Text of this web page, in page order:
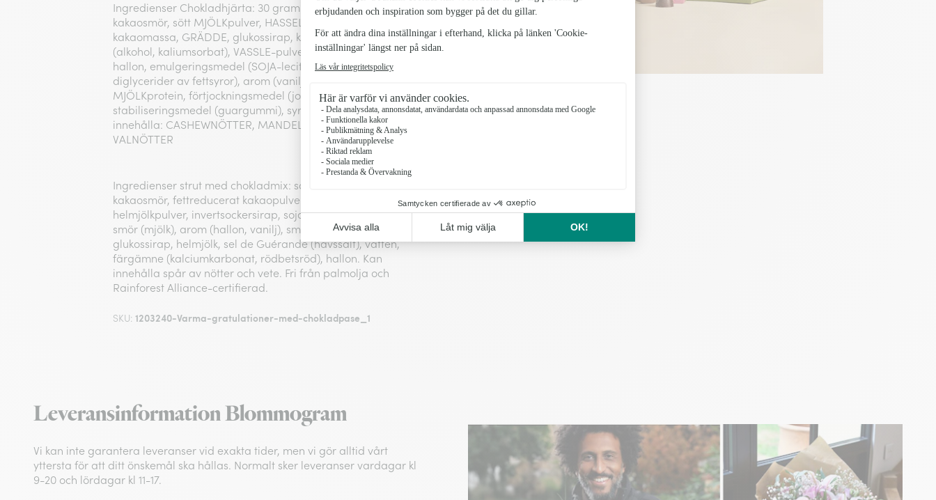
Ingredienser Chokladhjärta: 30 gram. Ingredienser: Socker,
kakaosmör, sött MJÖLKpulver, HASSELNÖTSPASTA(9%),
kakaomassa, GRÄDDE, glukossirap, konserveringsmedel
(alkohol, kaliumsorbat), VASSLE-pulverkoncentrat, frystorkat
hallon, emulgeringsmedel (SOJA-lecitin, mono- och
diglycerider av fettsyror), arom (vanilj, nougat),
MJÖLKprotein, förtjockningsmedel (johannesbrödkärnor),
stabiliseringsmedel (guargummi), syra (citronsyra). Kan
innehålla: CASHEWNÖTTER, MANDEL, PISTACHIONÖTTER,
VALNÖTTER
Ingredienser strut med chokladmix: socker, kakaomassa,
kakaosmör, fettreducerat kakaopulver,
helmjölkpulver, invertsockersirap, sojalecitin, koncentrerat
smör (mjölk), arom (hallon, vanilj), smör d'Isigny (mjölk),
glukossirap, helmjölk, sel de Guérande (havssalt), vatten,
färgämne (kalciumkarbonat, rödbetsröd), hallon. Kan
innehålla spår av nötter och vete. Fri från palmolja och
Rainforest Alliance-certifierad.
SKU:1203240-Varma-gratulationer-med-chokladpase_1
Leveransinformation Blommogram
Vi kan inte garantera leveranser vid exakta tider, men vi gör alltid vårt
yttersta för att ditt önskemål ska hållas. Normalt sker leveranser vardagar kl
9-20 och lördagar kl 11-17.